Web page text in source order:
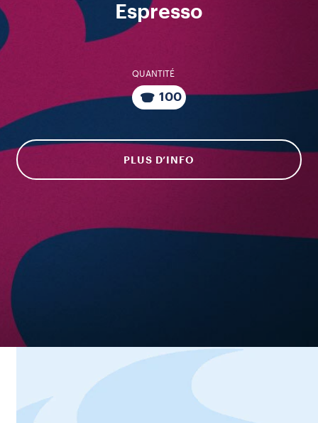
Espresso
QUANTITÉ
100
PLUS D’INFO